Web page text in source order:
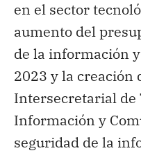
en el sector
aumento del
de la información
2023 y la creación
Intersecretarial de
Información y
seguridad de la